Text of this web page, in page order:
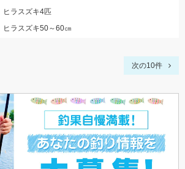
ヒラスズキ4匹
ヒラスズキ50～60㎝
次の10件